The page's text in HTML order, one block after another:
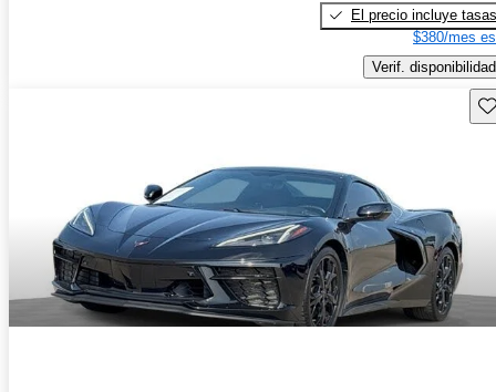
El precio incluye tasas
$380/mes
Verif. disponibilidad